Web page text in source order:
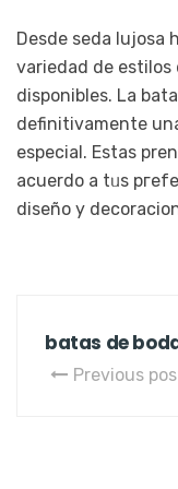
Desde seda lujosa
varіedad de estilos
disponibles. La
definitivamente
especial. Estas
acuerdo a tᥙs
diseño y
batas de
Previous